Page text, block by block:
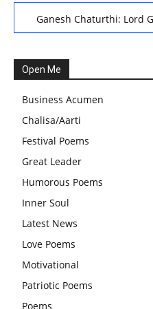
Ganesh Chaturthi: Lord
Festival: A Celebration
स्वामी अवधेशानंद जी गिरि के
और असंतुलित रहते हैं?
आज का जीवन मंत्र:महिलाएं पुरुषों
करना चाहिए और उन्हें पूजनीय दृष्टि
वट सावित्री पूजा विधि और
महिलाएं, करती हैं देवी सावित्री और
CBSE 12वीं परीक्षा रद्द होने का
एग्जाम पर करना चाहिए, तनाव लेने
Open Me
Business Acumen
Chalisa/Aarti
Festival Poems
Great Leader
Humorous Poems
Inner Soul
Latest News
Love Poems
Motivational
Patriotic Poems
Poems